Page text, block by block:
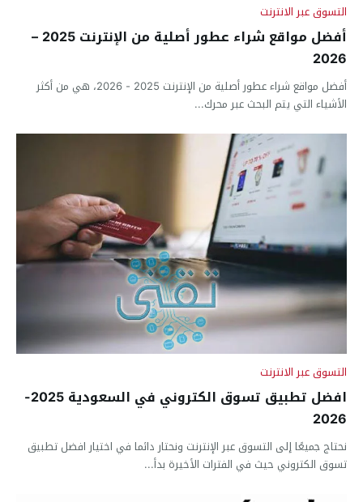
التسوق عبر الانترنت
أفضل مواقع شراء عطور أصلية من الإنترنت 2025 –
2026
أفضل مواقع شراء عطور أصلية من الإنترنت 2025 - 2026، هي من أكثر
الأشياء التي يتم البحث عبر محرك...
التسوق عبر الانترنت
افضل تطبيق تسوق الكتروني في السعودية 2025-
2026
نحتاج جميعًا إلى التسوق عبر الإنترنت ونحتار دائما في اختيار افضل تطبيق
تسوق الكتروني حيث في الفترات الأخيرة بدأ...